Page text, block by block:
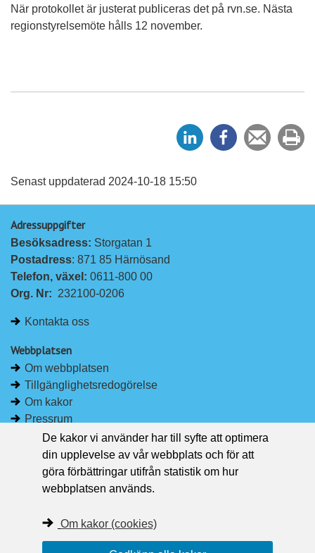
När protokollet är justerat publiceras det på rvn.se. Nästa
regionstyrelsemöte hålls 12 november.
e
e
Tipsa
en
ut
Senast uppdaterad 2024-10-18 15:50
Adressuppgifter
Besöksadress: Storgatan 1
Postadress: 871 85 Härnösand
Telefon, växel: 0611-800 00
Org. Nr: 232100-0206
Kontakta oss
Webbplatsen
Om webbplatsen
Tillgänglighetsredogörelse
Om kakor
Pressrum
Håll dig uppdaterad
Följ Region Västernorrland på Facebook
Region Västernorrland i sociala medier
De kakor vi använder har till syfte att optimera
din upplevelse av vår webbplats och för att
göra förbättringar utifrån statistik om hur
webbplatsen används.
Om kakor (cookies)